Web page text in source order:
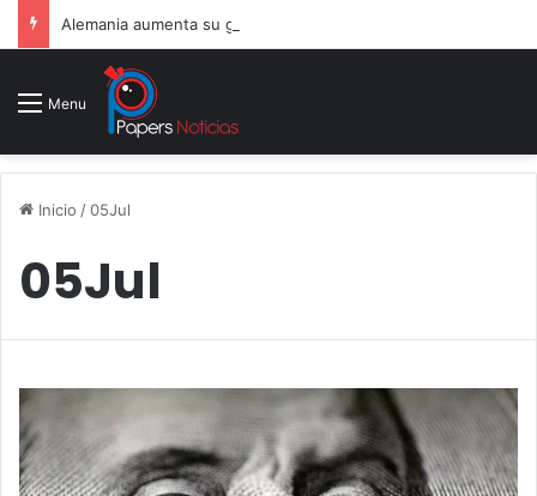
Menu
Inicio /05Jul
05Jul